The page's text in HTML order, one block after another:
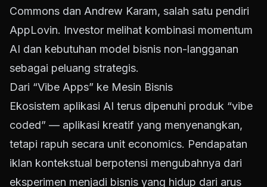
Commons dan Andrew Karam, salah satu pendiri
AppLovin. Investor melihat kombinasi momentum
AI dan kebutuhan model bisnis non-langganan
sebagai peluang strategis.
Dari “Vibe Apps” ke Mesin Bisnis
Ekosistem aplikasi AI terus dipenuhi produk “vibe
coded” — aplikasi kreatif yang menyenangkan,
tetapi rapuh secara unit economics. Pendapatan
iklan kontekstual berpotensi mengubahnya dari
eksperimen menjadi bisnis yang hidup dari arus